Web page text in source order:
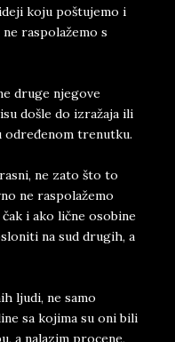
koju poštujemo i
raspolažemo s
druge njegove
došle do izražaja ili
određenom trenutku.
ne zato što to
ne raspolažemo
i ako lične osobine
na sud drugih, a
ljudi, ne samo
sa kojima su oni bili
a nalazim procene,